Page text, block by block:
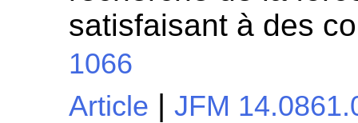
satisfaisant à des
1066
Article |JFM